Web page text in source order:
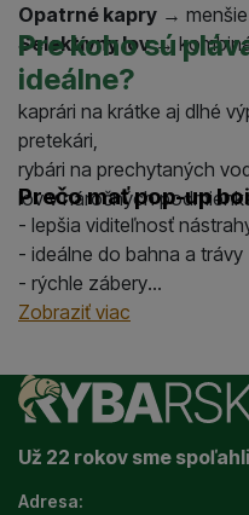
Opatrné kapry →
Selektívny lov→
Pre koho sú
ideálne?
kaprári na krátke aj dlhé
pretekári,
rybári na prechytaných
lov v náročných
Prečo mať pop-up
- lepšia viditeľnosť
- ideálne do bahna a trávy
- rýchle zábery
- univerzálne použitie
Zobraziť viac
Už 22 rokov sme
Adresa: